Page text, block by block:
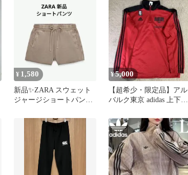
¥ 1,580
新品✨ZARA スウェット
ジャージショートパンツ
¥5,000
【超希少・限定品】アル
バルク東京 adidas 上下ジ
品